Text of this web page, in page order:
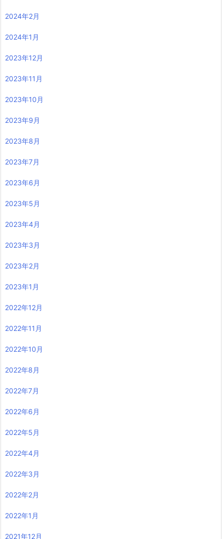
2024年2月
2024年1月
2023年12月
2023年11月
2023年10月
2023年9月
2023年8月
2023年7月
2023年6月
2023年5月
2023年4月
2023年3月
2023年2月
2023年1月
2022年12月
2022年11月
2022年10月
2022年8月
2022年7月
2022年6月
2022年5月
2022年4月
2022年3月
2022年2月
2022年1月
2021年12月